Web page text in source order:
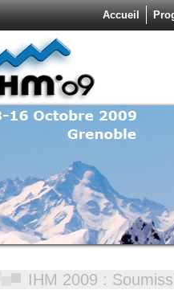
Accueil
IHM 2009 :